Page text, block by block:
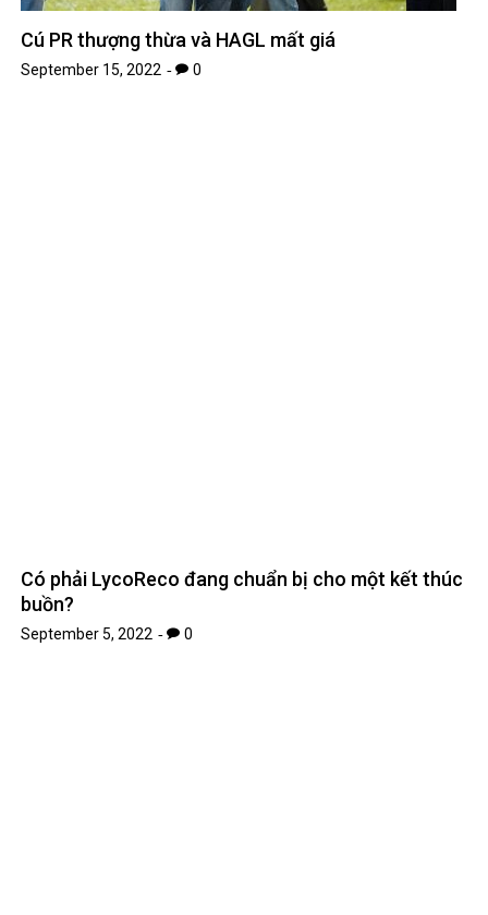
Cú PR thượng thừa và HAGL mất giá
September 15, 2022 0
Có phải LycoReco đang chuẩn bị cho một kết thúc
buồn?
September 5, 2022 0